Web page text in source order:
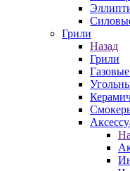
Грили
Назад
Грили